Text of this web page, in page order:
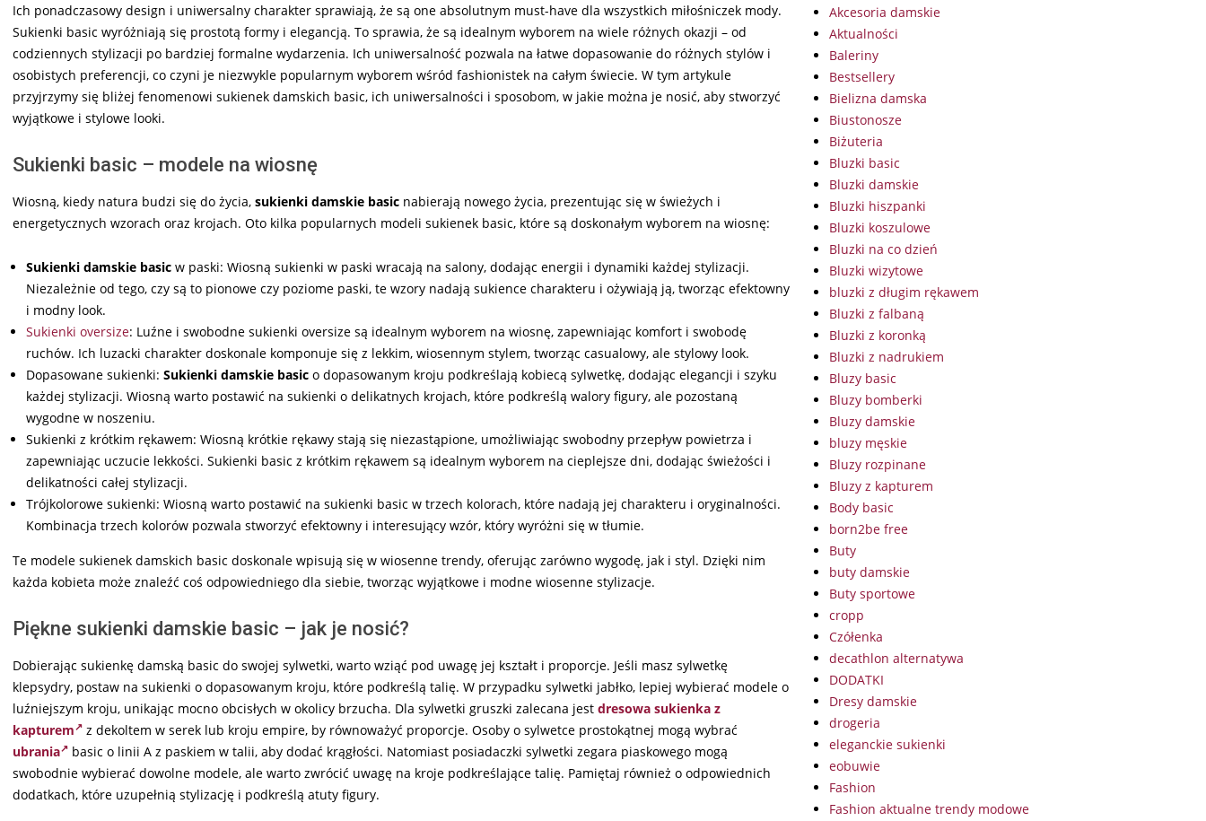
Ich ponadczasowy design i uniwersalny charakter sprawiają, że są one absolutnym must-have dla wszystkich miłośniczek mody.
Sukienki basic wyróżniają się prostotą formy i elegancją. To sprawia, że są idealnym wyborem na wiele różnych okazji – od
codziennych stylizacji po bardziej formalne wydarzenia. Ich uniwersalność pozwala na łatwe dopasowanie do różnych stylów i
osobistych preferencji, co czyni je niezwykle popularnym wyborem wśród fashionistek na całym świecie. W tym artykule
przyjrzymy się bliżej fenomenowi sukienek damskich basic, ich uniwersalności i sposobom, w jakie można je nosić, aby stworzyć
wyjątkowe i stylowe looki.
Sukienki basic – modele na wiosnę
Wiosną, kiedy natura budzi się do życia, sukienki damskie basic nabierają nowego życia, prezentując się w świeżych i
energetycznych wzorach oraz krojach. Oto kilka popularnych modeli sukienek basic, które są doskonałym wyborem na wiosnę:
Sukienki damskie basic w paski: Wiosną sukienki w paski wracają na salony, dodając energii i dynamiki każdej stylizacji.
Niezależnie od tego, czy są to pionowe czy poziome paski, te wzory nadają sukience charakteru i ożywiają ją, tworząc efektowny
i modny look.
Sukienki oversize: Luźne i swobodne sukienki oversize są idealnym wyborem na wiosnę, zapewniając komfort i swobodę
ruchów. Ich luzacki charakter doskonale komponuje się z lekkim, wiosennym stylem, tworząc casualowy, ale stylowy look.
Dopasowane sukienki: Sukienki damskie basic o dopasowanym kroju podkreślają kobiecą sylwetkę, dodając elegancji i szyku
każdej stylizacji. Wiosną warto postawić na sukienki o delikatnych krojach, które podkreślą walory figury, ale pozostaną
wygodne w noszeniu.
Sukienki z krótkim rękawem: Wiosną krótkie rękawy stają się niezastąpione, umożliwiając swobodny przepływ powietrza i
zapewniając uczucie lekkości. Sukienki basic z krótkim rękawem są idealnym wyborem na cieplejsze dni, dodając świeżości i
delikatności całej stylizacji.
Trójkolorowe sukienki: Wiosną warto postawić na sukienki basic w trzech kolorach, które nadają jej charakteru i oryginalności.
Kombinacja trzech kolorów pozwala stworzyć efektowny i interesujący wzór, który wyróżni się w tłumie.
Te modele sukienek damskich basic doskonale wpisują się w wiosenne trendy, oferując zarówno wygodę, jak i styl. Dzięki nim
każda kobieta może znaleźć coś odpowiedniego dla siebie, tworząc wyjątkowe i modne wiosenne stylizacje.
Piękne sukienki damskie basic – jak je nosić?
Dobierając sukienkę damską basic do swojej sylwetki, warto wziąć pod uwagę jej kształt i proporcje. Jeśli masz sylwetkę
klepsydry, postaw na sukienki o dopasowanym kroju, które podkreślą talię. W przypadku sylwetki jabłko, lepiej wybierać modele o
luźniejszym kroju, unikając mocno obcisłych w okolicy brzucha. Dla sylwetki gruszki zalecana jest dresowa sukienka z
kapturem
z dekoltem w serek lub kroju empire, by równoważyć proporcje. Osoby o sylwetce prostokątnej mogą wybrać
ubrania
basic o linii A z paskiem w talii, aby dodać krągłości. Natomiast posiadaczki sylwetki zegara piaskowego mogą
swobodnie wybierać dowolne modele, ale warto zwrócić uwagę na kroje podkreślające talię. Pamiętaj również o odpowiednich
dodatkach, które uzupełnią stylizację i podkreślą atuty figury.
Akcesoria damskie
Aktualności
Baleriny
Bestsellery
Bielizna damska
Biustonosze
Biżuteria
Bluzki basic
Bluzki damskie
Bluzki hiszpanki
Bluzki koszulowe
Bluzki na co dzień
Bluzki wizytowe
bluzki z długim rękawem
Bluzki z falbaną
Bluzki z koronką
Bluzki z nadrukiem
Bluzy basic
Bluzy bomberki
Bluzy damskie
bluzy męskie
Bluzy rozpinane
Bluzy z kapturem
Body basic
born2be free
Buty
buty damskie
Buty sportowe
cropp
Czółenka
decathlon alternatywa
DODATKI
Dresy damskie
drogeria
eleganckie sukienki
eobuwie
Fashion
Fashion aktualne trendy modowe